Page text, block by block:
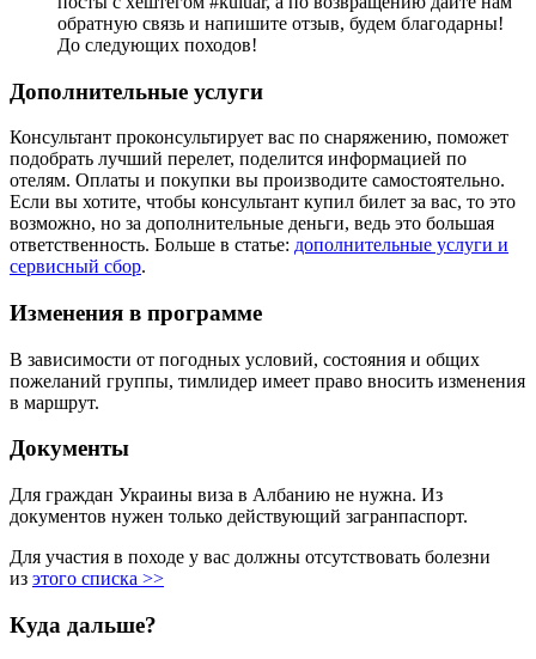
обратную связь и напишите отзыв, будем благодарны!
До следующих походов!
Дополнительные услуги
Консультант проконсультирует вас по снаряжению, поможет
подобрать лучший перелет, поделится информацией по
отелям. Оплаты и покупки вы производите самостоятельно.
Если вы хотите, чтобы консультант купил билет за вас, то это
возможно, но за дополнительные деньги, ведь это большая
ответственность. Больше в статье: дополнительные услуги и
сервисный сбор.
Изменения в программе
В зависимости от погодных условий, состояния и общих
пожеланий группы, тимлидер имеет право вносить изменения
в маршрут.
Документы
Для граждан Украины виза в Албанию не нужна. Из
документов нужен только действующий загранпаспорт.
Для участия в походе у вас должны отсутствовать болезни
из этого списка >>
Куда дальше?